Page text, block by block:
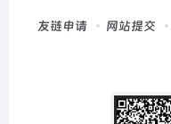
友链申请 网站提交